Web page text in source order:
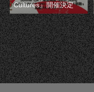
Cultures』開催決定